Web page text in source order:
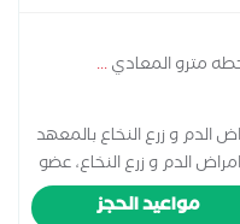
الملكية للجراحين
جراحة الأورام، مما
الجراحي.
...
و زرع النخاع بالمعهد
الدم و زرع النخاع، عضو
في الجمعية الأوروبية لطب الأورام ESMO, عضو في الجمعية
مواعيد الحجز